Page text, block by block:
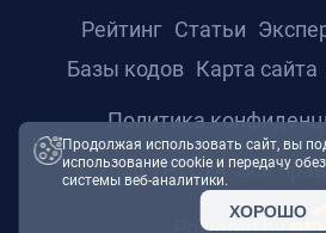
© 2026 ТРТС24. Все
Powered by
Рейтинг Статьи
Базы кодов Карта сайта
Политика
Продолжая использовать сайт, вы
использование cookie и передачу
системы веб-аналитики.
ХОРОШО